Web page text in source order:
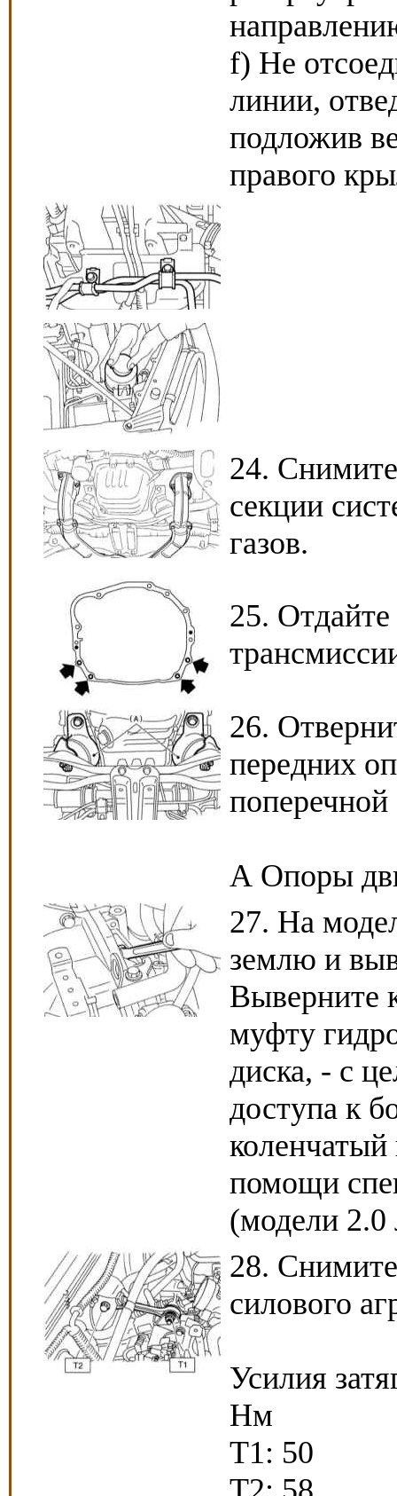
f) Не
линии,
подложив
правого
24.
секции
газов.
25.
26.
передних
поперечной
А Опоры
27. На
землю и
Выверните
муфту
диска, - с
доступа к
коленчатый
помощи
(модели 2.0
28.
силового
Усилия
Нм
Т1: 50